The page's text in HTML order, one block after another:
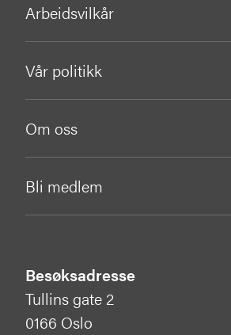
Arbeidsvilkår
Vår politikk
Om oss
Bli medlem
Besøksadresse
Tullins gate 2
0166 Oslo